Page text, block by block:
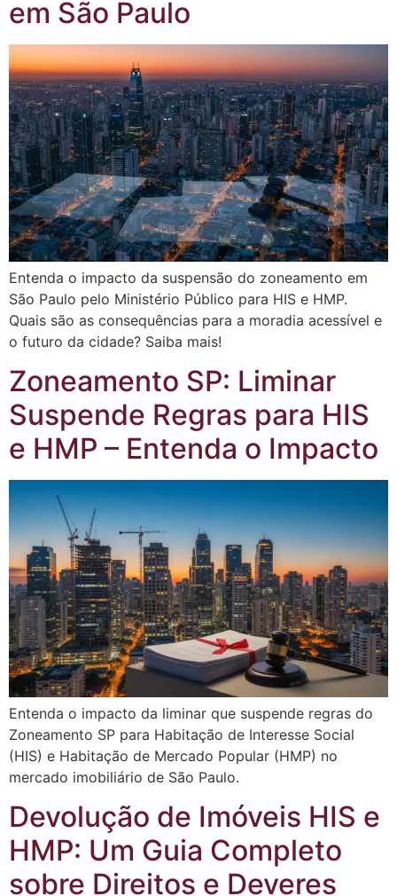
em São Paulo
Entenda o impacto da suspensão do zoneamento em
São Paulo pelo Ministério Público para HIS e HMP.
Quais são as consequências para a moradia acessível e
o futuro da cidade? Saiba mais!
Zoneamento SP: Liminar
Suspende Regras para HIS
e HMP – Entenda o Impacto
Entenda o impacto da liminar que suspende regras do
Zoneamento SP para Habitação de Interesse Social
(HIS) e Habitação de Mercado Popular (HMP) no
mercado imobiliário de São Paulo.
Devolução de Imóveis HIS e
HMP: Um Guia Completo
sobre Direitos e Deveres